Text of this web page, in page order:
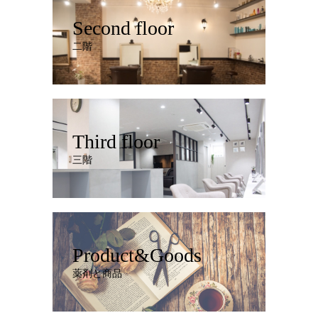
Second floor
二階
Third floor
三階
Product&Goods
薬剤と商品